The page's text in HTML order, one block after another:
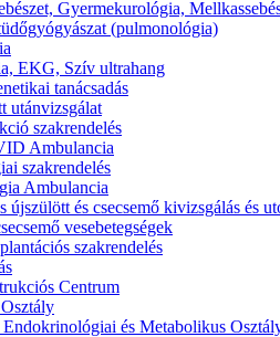
Gyermekurológia,
(pulmonológia)
EKG, Szív ultrahang
tanácsadás
utánvizsgálat
szakrendelés
Ambulancia
szakrendelés
Ambulancia
újszülött és csecsemő kivizsgálás és
vesebetegségek
szakrendelés
Centrum
Endokrinológiai és Metabolikus